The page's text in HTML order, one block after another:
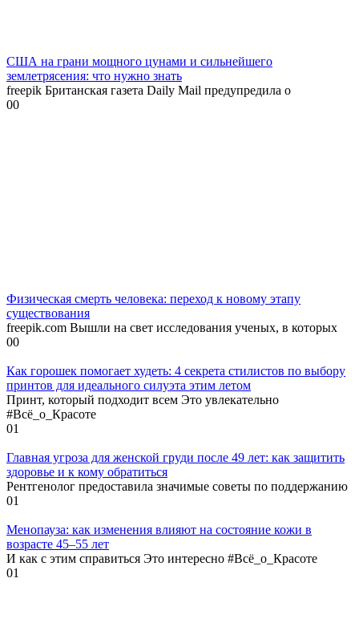
США на грани мощного цунами и сильнейшего
землетрясения: что нужно знать
freepik Британская газета Daily Mail предупредила о
00
Физическая смерть человека: переход к новому этапу
существования
freepik.com Вышли на свет исследования ученых, в которых
00
Как горошек помогает худеть: 4 секрета стилистов по выбору
принтов для идеального силуэта этим летом
Принт, который подходит всем Это увлекательно
#Всё_о_Красоте
01
Главная угроза для женской груди после 49 лет: как защитить
здоровье и к кому обратиться
Рентгенолог предоставила значимые советы по поддержанию
01
Менопауза: как изменения влияют на состояние кожи в
возрасте 45–55 лет
И как с этим справиться Это интересно #Всё_о_Красоте
01